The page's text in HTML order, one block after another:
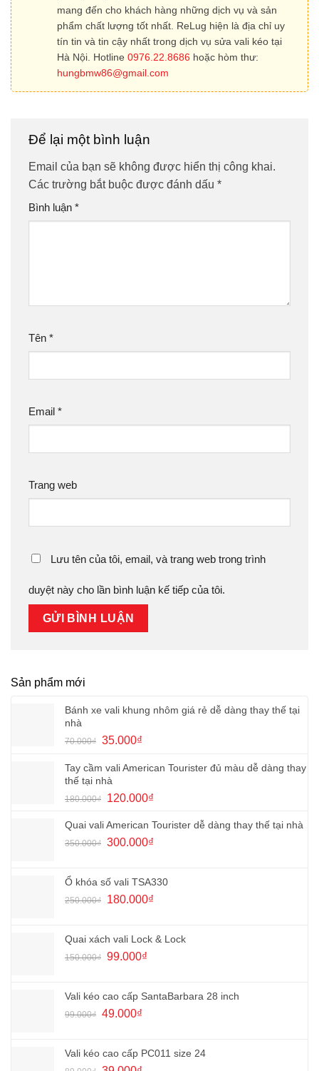
mang đến cho khách hàng những dịch vụ và sản
phẩm chất lượng tốt nhất. ReLug hiện là địa chỉ uy
tín tin và tin cậy nhất trong dịch vụ sửa vali kéo tại
Hà Nội. Hotline 0976.22.8686hoặc hòm thư:
hungbmw86@gmail.com
Để lại một bình luận
Email của bạn sẽ không được hiển thị công khai.
Các trường bắt buộc được đánh dấu *
Bình luận *
Tên *
Email *
Trang web
Lưu tên của tôi, email, và trang web trong trình
duyệt này cho lần bình luận kế tiếp của tôi.
Sản phẩm mới
Bánh xe vali khung nhôm giá rẻ dễ dàng thay thế tại
nhà
70.000₫
Giá
là:
70.000₫.
35.000₫Giá
tại
35.000₫.
Tay cầm vali American Tourister đủ màu dễ dàng thay
thế tại nhà
180.000₫
Giá
là:
180.000₫.
120.000₫Giá
tại
là:
Quai vali American Tourister dễ dàng thay thế tại nhà
350.000₫
Giá
350.000₫.
300.000₫Giá
là:
300.000₫.
Ổ khóa số vali TSA330
250.000₫
Giá
250.000₫.
180.000₫Giá
là:
Quai xách vali Lock & Lock
150.000₫ Giá
150.000₫.
99.000₫Giá
là:
Vali kéo cao cấp SantaBarbara 28 inch
99.000₫ Giá
99.000₫.
49.000₫Giá
là:
49.000₫.
Vali kéo cao cấp PC011 size 24